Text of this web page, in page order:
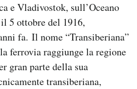
e Vladivostok, sull’Oceano
5 ottobre del 1916,
fa. Il nome “Transiberiana”
ferrovia raggiunge la regione
gran parte della sua
transiberiana,